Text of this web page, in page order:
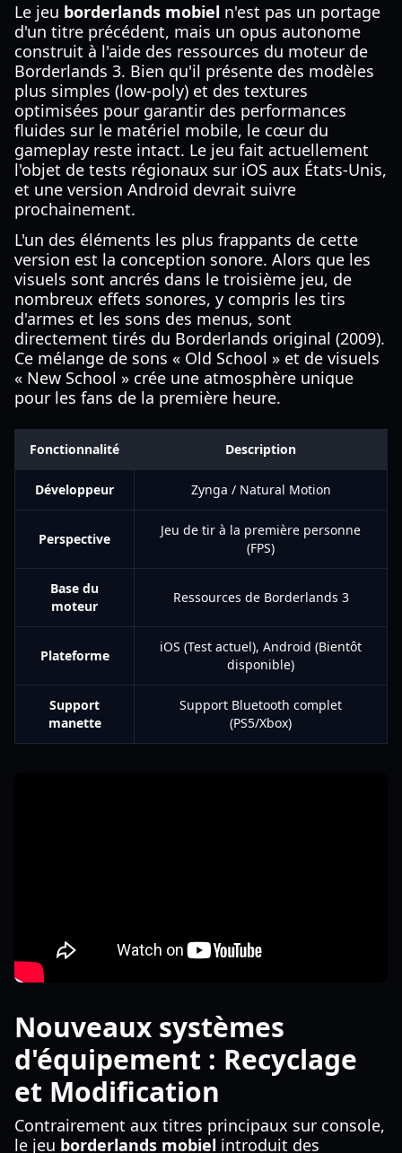
Le jeu borderlands mobiel n'est pas un portage
d'un titre précédent, mais un opus autonome
construit à l'aide des ressources du moteur de
Borderlands 3. Bien qu'il présente des modèles
plus simples (low-poly) et des textures
optimisées pour garantir des performances
fluides sur le matériel mobile, le cœur du
gameplay reste intact. Le jeu fait actuellement
l'objet de tests régionaux sur iOS aux États-Unis,
et une version Android devrait suivre
prochainement.
L'un des éléments les plus frappants de cette
version est la conception sonore. Alors que les
visuels sont ancrés dans le troisième jeu, de
nombreux effets sonores, y compris les tirs
d'armes et les sons des menus, sont
directement tirés du Borderlands original (2009).
Ce mélange de sons « Old School » et de visuels
« New School » crée une atmosphère unique
pour les fans de la première heure.
Fonctionnalité Description
Développeur Zynga / Natural Motion
Perspective
Jeu de tir à la première personne
(FPS)
Base du
moteur
Ressources de Borderlands 3
Plateforme
iOS (Test actuel), Android (Bientôt
disponible)
Support
manette
Support Bluetooth complet
(PS5/Xbox)
Nouveaux systèmes
d'équipement : Recyclage
et Modification
Contrairement aux titres principaux sur console,
le jeu borderlands mobiel introduit des